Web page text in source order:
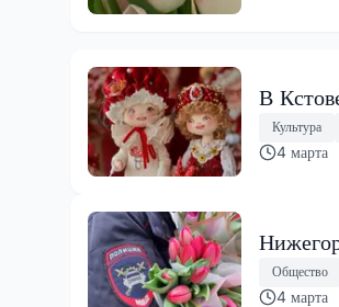
В
Культура
4 марта
Общество
4 марта